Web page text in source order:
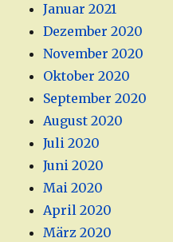
Januar 2021
Dezember 2020
November 2020
Oktober 2020
September 2020
August 2020
Juli 2020
Juni 2020
Mai 2020
April 2020
März 2020